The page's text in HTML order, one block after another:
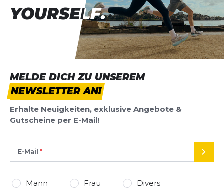
MELDE DICH ZU UNSEREM
NEWSLETTER AN!
Erhalte Neuigkeiten, exklusive Angebote &
Gutscheine per E-Mail!
E-Mail
Mann Frau Divers
YOURSELF.
YOURSELF.